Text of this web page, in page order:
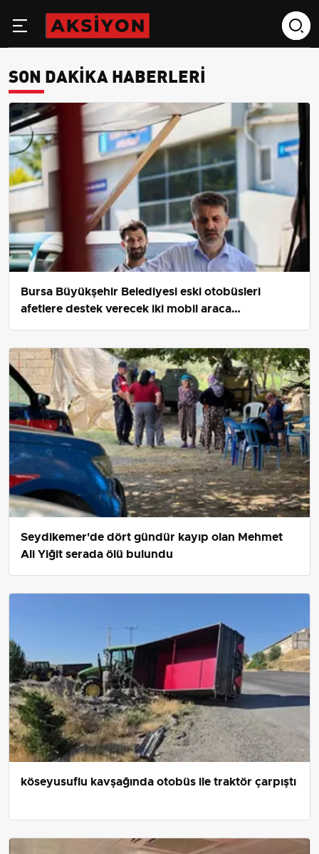
SON DAKIKA HABERLERI
Bursa Büyükşehir Belediyesi eski otobüsleri
afetlere destek verecek iki mobil araca
Seydikemer'de dört gündür kayıp olan Mehmet
Ali Yiğit serada ölü bulundu
köseyusuflu kavşağında otobüs ile traktör çarpıştı